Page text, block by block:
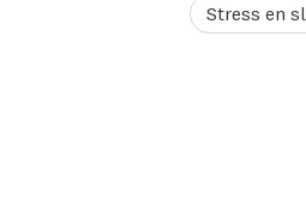
Stress en